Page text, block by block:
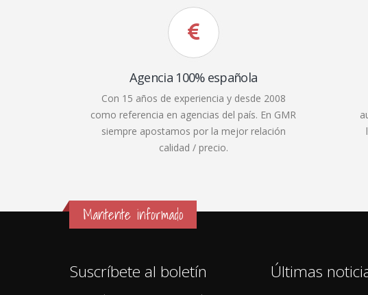
Agencia 100% española
Con 15 años de experiencia y desde 2008
como referencia en agencias del país. En GMR
siempre apostamos por la mejor relación
calidad / precio.
Mantente informado
Suscríbete al boletín Últimas